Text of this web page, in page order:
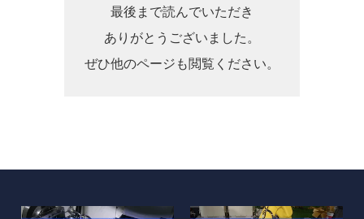
最後まで読んでいただき
ありがとうございました。
ぜひ他のページも閲覧ください。